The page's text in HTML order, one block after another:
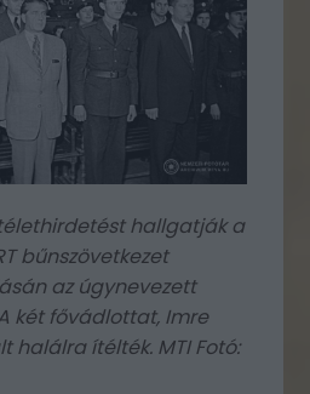
hallgatják a
bűnszövetkezet
az úgynevezett
két fővádlottat, Imre
halálra ítélték. MTI Fotó: